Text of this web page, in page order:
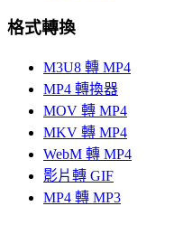
格式轉換
M3U8 轉 MP4
MP4 轉換器
MOV 轉 MP4
MKV 轉 MP4
WebM 轉 MP4
影片轉 GIF
MP4 轉 MP3